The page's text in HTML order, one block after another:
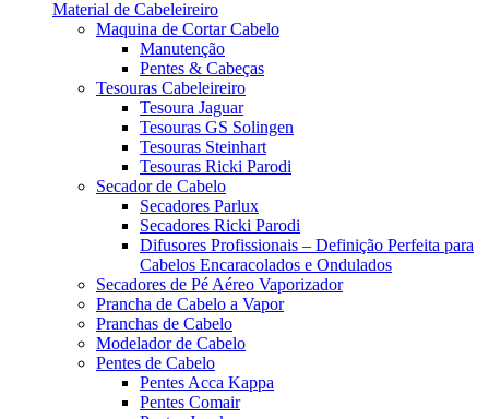
Material de Cabeleireiro
Maquina de Cortar Cabelo
Manutenção
Pentes & Cabeças
Tesouras Cabeleireiro
Tesoura Jaguar
Tesouras GS Solingen
Tesouras Steinhart
Tesouras Ricki Parodi
Secador de Cabelo
Secadores Parlux
Secadores Ricki Parodi
Difusores Profissionais – Definição Perfeita para
Cabelos Encaracolados e Ondulados
Secadores de Pé Aéreo Vaporizador
Prancha de Cabelo a Vapor
Pranchas de Cabelo
Modelador de Cabelo
Pentes de Cabelo
Pentes Acca Kappa
Pentes Comair